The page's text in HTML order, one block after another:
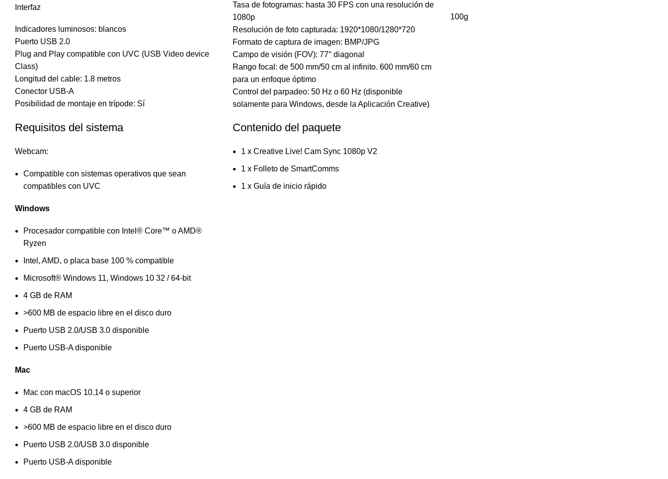
Interfaz
Indicadores luminosos: blancos
Puerto USB 2.0
Plug and Play compatible con UVC (USB Video device
Class)
Longitud del cable: 1.8 metros
Conector USB-A
Posibilidad de montaje en trípode: Sí
Tasa de fotogramas: hasta 30 FPS con una resolución de
1080p
Resolución de foto capturada: 1920*1080/1280*720
Formato de captura de imagen: BMP/JPG
Campo de visión (FOV): 77° diagonal
Rango focal: de 500 mm/50 cm al infinito. 600 mm/60 cm
para un enfoque óptimo
Control del parpadeo: 50 Hz o 60 Hz (disponible
solamente para Windows, desde la Aplicación Creative)
100g
Requisitos del sistema
Webcam:
Compatible con sistemas operativos que sean
compatibles con UVC
Windows
Procesador compatible con Intel® Core™ o AMD®
Ryzen
Intel, AMD, o placa base 100 % compatible
Microsoft® Windows 11, Windows 10 32 / 64-bit
4 GB de RAM
>600 MB de espacio libre en el disco duro
Puerto USB 2.0/USB 3.0 disponible
Puerto USB-A disponible
Mac
Mac con macOS 10.14 o superior
4 GB de RAM
>600 MB de espacio libre en el disco duro
Puerto USB 2.0/USB 3.0 disponible
Puerto USB-A disponible
Contenido del paquete
1 x Creative Live! Cam Sync 1080p V2
1 x Folleto de SmartComms
1 x Guía de inicio rápido